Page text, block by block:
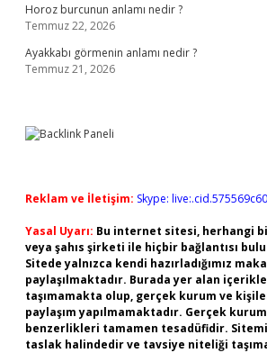
Horoz burcunun anlamı nedir ?
Temmuz 22, 2026
Ayakkabı görmenin anlamı nedir ?
Temmuz 21, 2026
Reklam ve İletişim: Skype:
Yasal Uyarı: Bu internet sitesi, herhangi
veya şahıs şirketi ile hiçbir bağlantısı
Sitede yalnızca kendi hazırladığımız
paylaşılmaktadır. Burada yer alan
taşımamakta olup, gerçek kurum ve
paylaşım yapılmamaktadır. Gerçek
benzerlikleri tamamen tesadüfidir.
taslak halindedir ve tavsiye niteliği